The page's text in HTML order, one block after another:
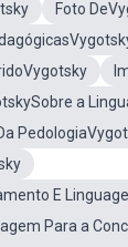
Foto
a
E
Para a